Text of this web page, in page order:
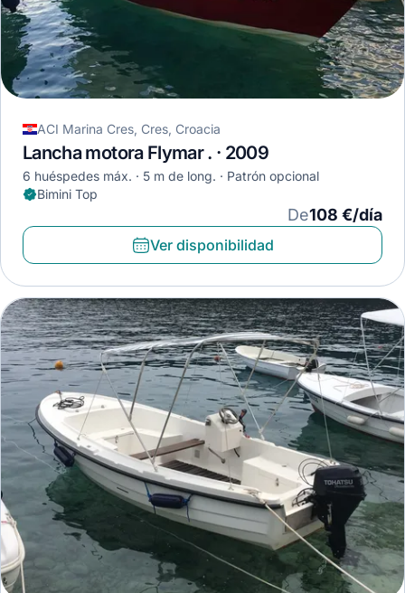
ACI Marina Cres, Cres, Croacia
Lancha motora Flymar . · 2009
6 huéspedes máx. 5 m de long.
Patrón opcional
Bimini Top
De108 €/día
Ver disponibilidad